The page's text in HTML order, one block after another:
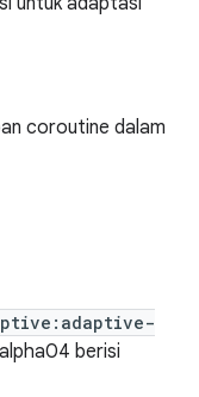
coroutine dalam
berisi